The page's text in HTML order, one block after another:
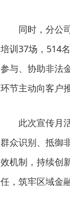
同时，分公
培训37场，514
参与、协助非法
环节主动向客户
此次宣传月
群众识别、抵御
效机制，持续创
任，筑牢区域金